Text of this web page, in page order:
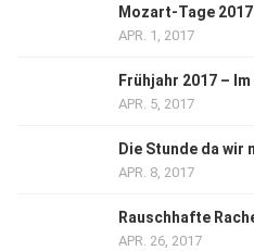
Mozart-Tage 2017
APR. 1, 2017
Frühjahr 2017 –
APR. 5, 2017
Die Stunde da wir
APR. 8, 2017
Rauschhafte
APR. 26, 2017